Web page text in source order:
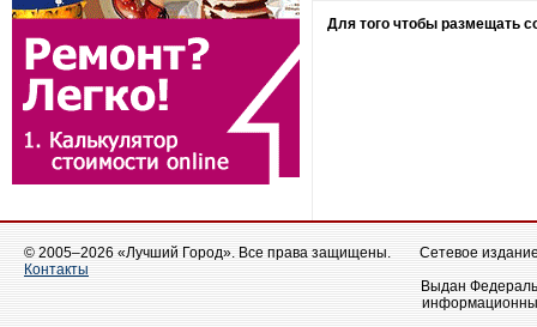
Для того чтобы размещать
© 2005–2026 «Лучший Город». Все права защищены.
Контакты
Сетевое
Выдан